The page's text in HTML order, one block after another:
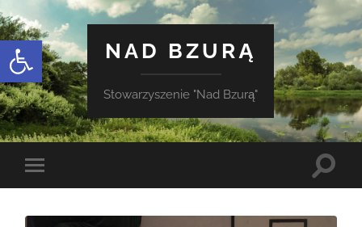
Otwórz pasek narzędzi
NAD BZURĄ
Stowarzyszenie "Nad Bzurą"
Toggle
mobile
Toggle